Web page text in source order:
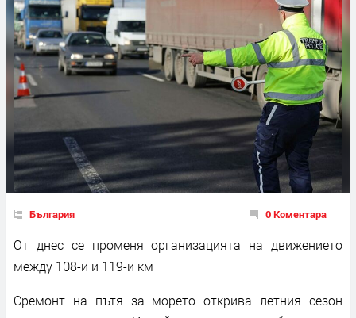
България 0 Коментара
От днес се променя организацията на движението
между 108-и и 119-и км
Сремонт на пътя за морето открива летния сезон